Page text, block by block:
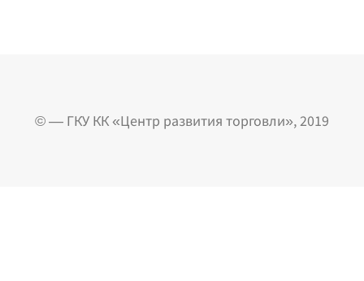
© — ГКУ КК «Центр развития торговли», 2019